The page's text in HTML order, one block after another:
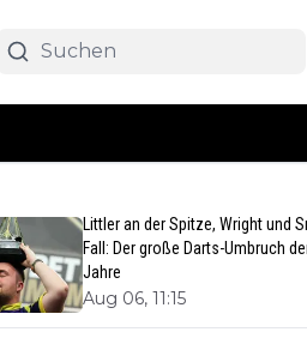
Littler an der Spitze, Wright und
Fall: Der große Darts-Umbruch
Jahre
Aug 06, 11:15